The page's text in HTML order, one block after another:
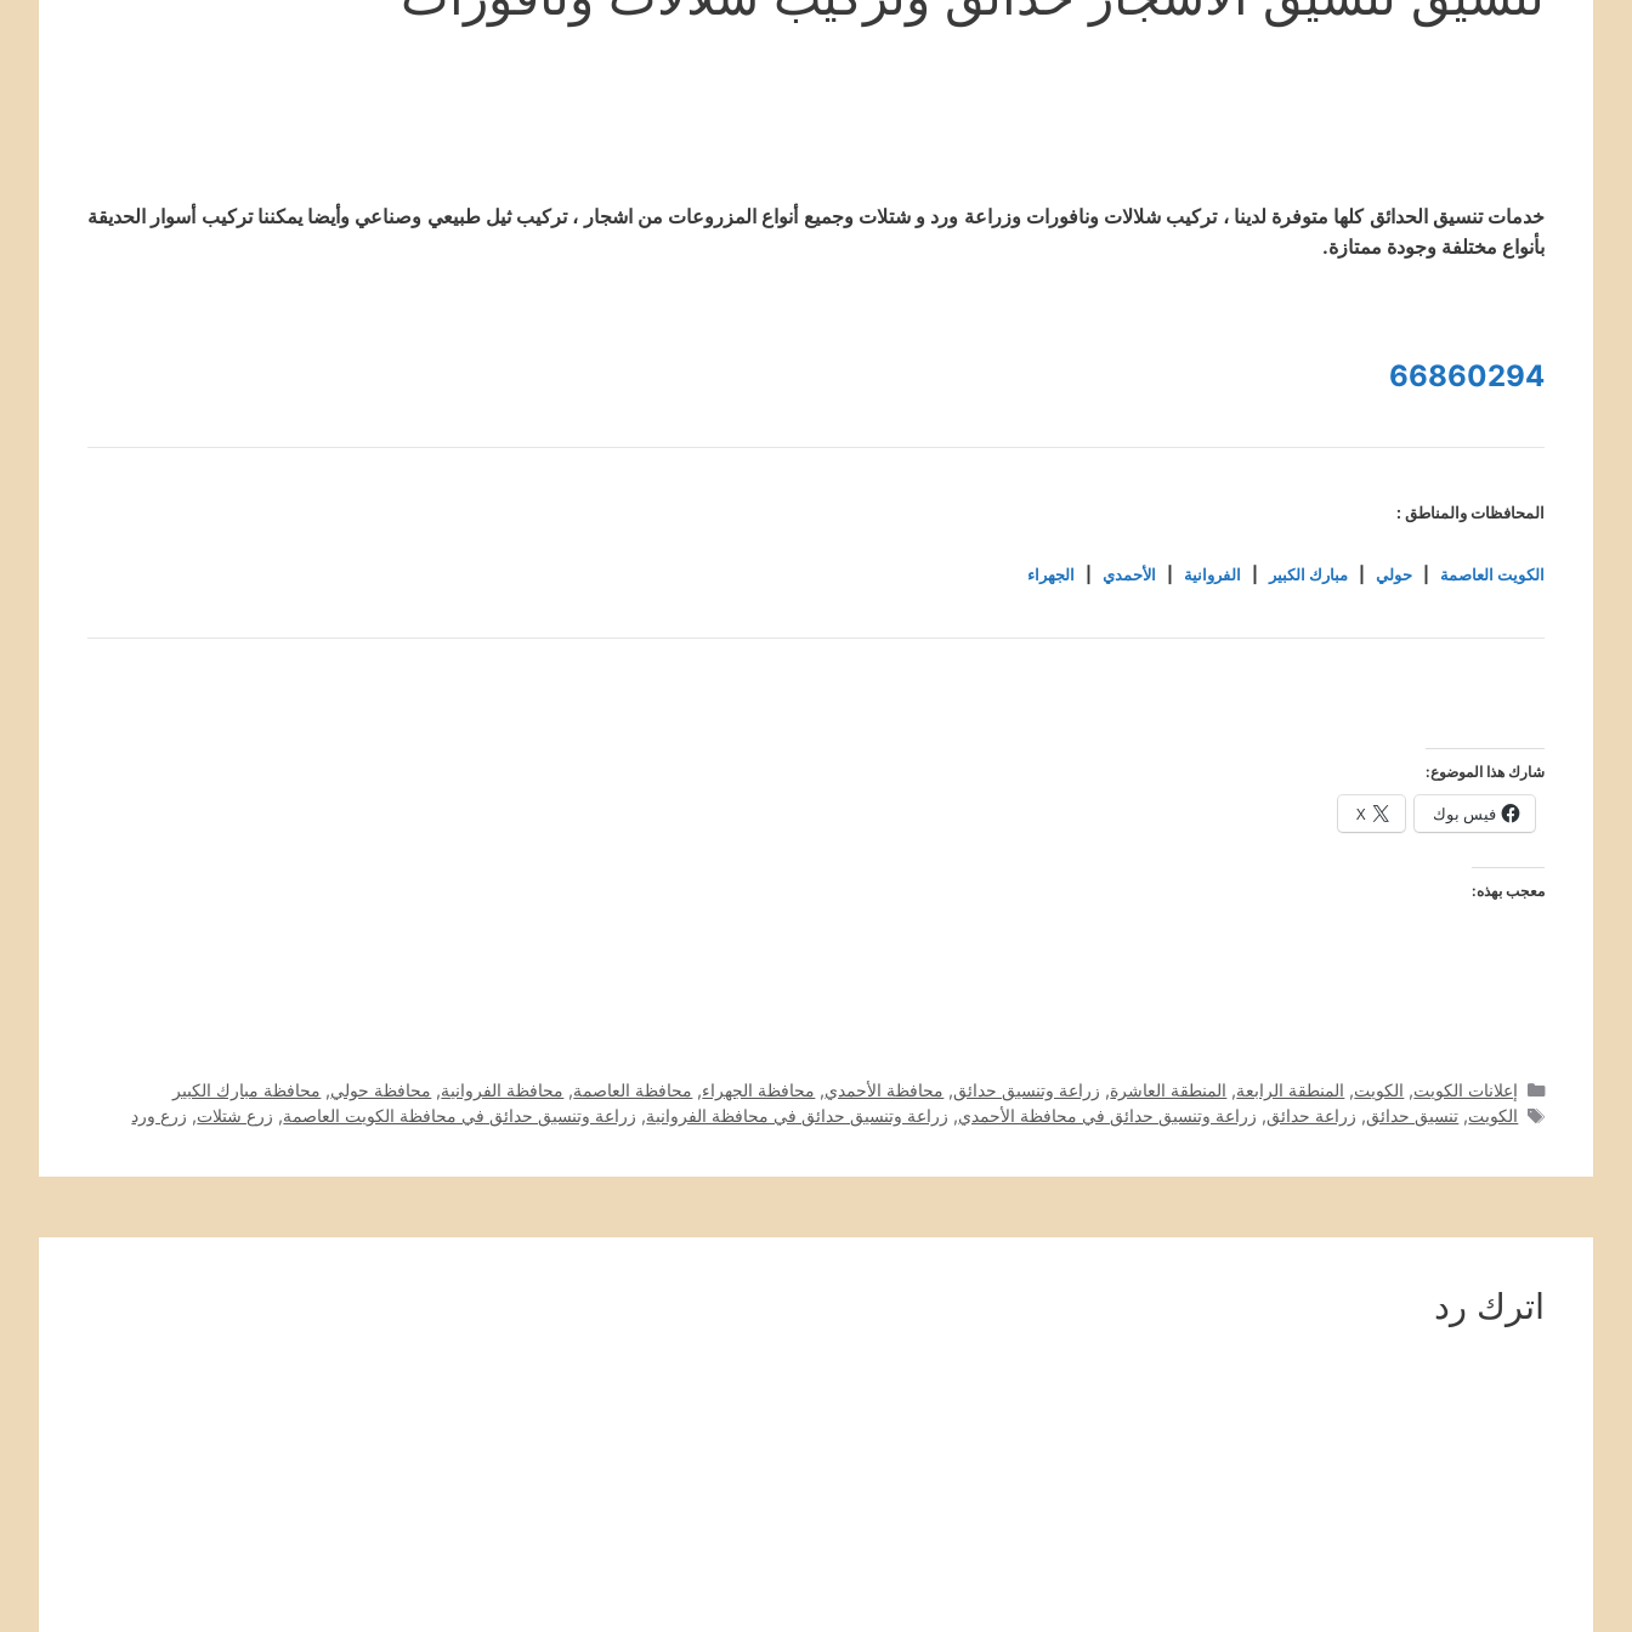
خدمات تنسيق الحدائق كلها متوفرة لدينا ، تركيب شلالات ونافورات وزراعة ورد و شتلات وجميع أنواع المزروعات من اشجار ، تركيب ثيل طبيعي وصناعي وأيضا يمكننا تركيب أسوار الحديقة
بأنواع مختلفة وجودة ممتازة.
66860294
المحافظات والمناطق :
الكويت العاصمة حولي مبارك الكبير الفروانية الأحمدي الجهراء
شارك هذا الموضوع:
فيس بوك X
معجب بهذه:
التصنيفات
إعلانات الكويت, الكويت, المنطقة الرابعة, المنطقة العاشرة, زراعة وتنسيق حدائق, محافظة الأحمدي, محافظة الجهراء, محافظة العاصمة, محافظة الفروانية, محافظة حولي, محافظة مبارك الكبير
الوسوم
الكويت, تنسيق حدائق, زراعة حدائق, زراعة وتنسيق حدائق في محافظة الأحمدي, زراعة وتنسيق حدائق في محافظة الفروانية, زراعة وتنسيق حدائق في محافظة الكويت العاصمة, زرع شتلات, زرع ورد
اترك رد